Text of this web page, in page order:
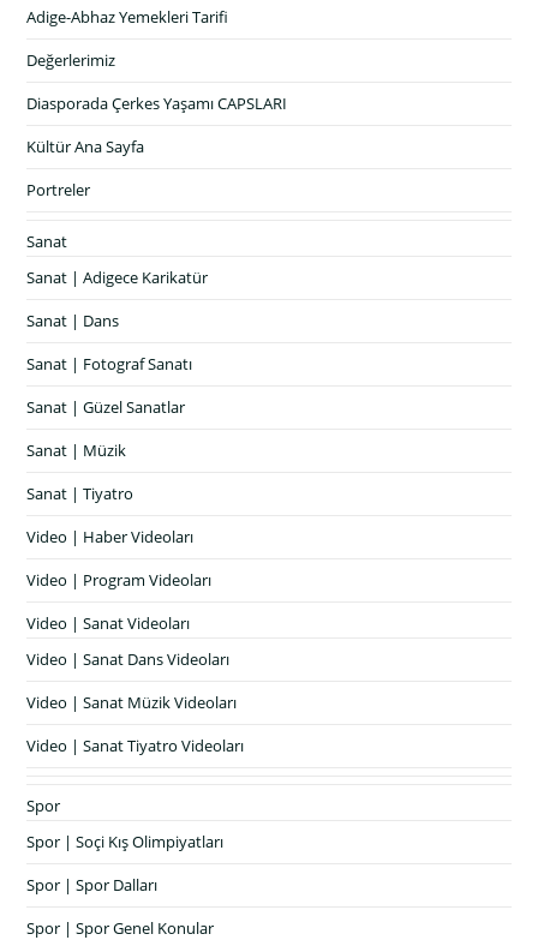
Adige-Abhaz Yemekleri Tarifi
Değerlerimiz
Diasporada Çerkes Yaşamı CAPSLARI
Kültür Ana Sayfa
Portreler
Sanat
Sanat | Adigece Karikatür
Sanat | Dans
Sanat | Fotograf Sanatı
Sanat | Güzel Sanatlar
Sanat | Müzik
Sanat | Tiyatro
Video | Haber Videoları
Video | Program Videoları
Video | Sanat Videoları
Video | Sanat Dans Videoları
Video | Sanat Müzik Videoları
Video | Sanat Tiyatro Videoları
Spor
Spor | Soçi Kış Olimpiyatları
Spor | Spor Dalları
Spor | Spor Genel Konular